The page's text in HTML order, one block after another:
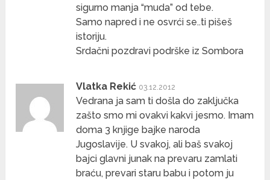
sigurno manja “muda” od tebe.
Samo napred i ne osvrći se..ti pišeš
istoriju.
Srdačni pozdravi podrške iz Sombora
Vlatka Rekić 03.12.2012
Vedrana ja sam ti došla do zaključka
zašto smo mi ovakvi kakvi jesmo. Imam
doma 3 knjige bajke naroda
Jugoslavije. U svakoj, ali baš svakoj
bajci glavni junak na prevaru zamlati
braću, prevari staru babu i potom ju